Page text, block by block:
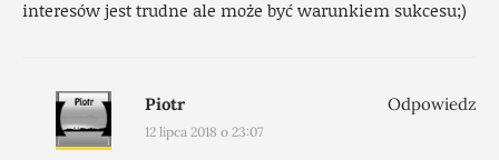
interesów jest trudne ale może być warunkiem sukcesu;)
Piotr
12 lipca 2018 o 23:07
Odpowiedz